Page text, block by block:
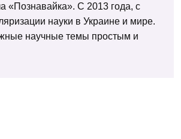
«Познавайка». С 2013 года, с
науки в Украине и мире.
научные темы простым и